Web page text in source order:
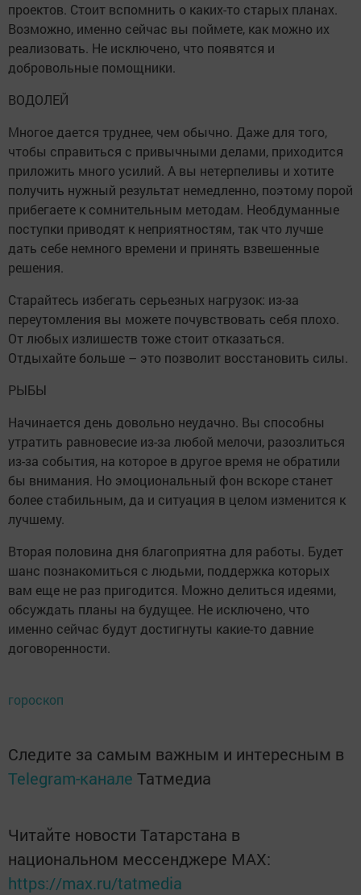
проектов. Стоит вспомнить о каких-то старых планах.
Возможно, именно сейчас вы поймете, как можно их
реализовать. Не исключено, что появятся и
добровольные помощники.
ВОДОЛЕЙ
Многое дается труднее, чем обычно. Даже для того,
чтобы справиться с привычными делами, приходится
приложить много усилий. А вы нетерпеливы и хотите
получить нужный результат немедленно, поэтому порой
прибегаете к сомнительным методам. Необдуманные
поступки приводят к неприятностям, так что лучше
дать себе немного времени и принять взвешенные
решения.
Старайтесь избегать серьезных нагрузок: из-за
переутомления вы можете почувствовать себя плохо.
От любых излишеств тоже стоит отказаться.
Отдыхайте больше – это позволит восстановить силы.
РЫБЫ
Начинается день довольно неудачно. Вы способны
утратить равновесие из-за любой мелочи, разозлиться
из-за события, на которое в другое время не обратили
бы внимания. Но эмоциональный фон вскоре станет
более стабильным, да и ситуация в целом изменится к
лучшему.
Вторая половина дня благоприятна для работы. Будет
шанс познакомиться с людьми, поддержка которых
вам еще не раз пригодится. Можно делиться идеями,
обсуждать планы на будущее. Не исключено, что
именно сейчас будут достигнуты какие-то давние
договоренности.
гороскоп
Следите за самым важным и интересным в
Telegram-канале Татмедиа
Читайте новости Татарстана в
национальном мессенджере MАХ:
https://max.ru/tatmedia